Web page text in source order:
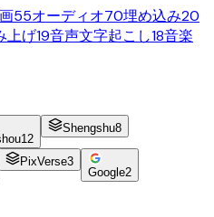
55オーディオ70埋め込み20
上げ19音声文字起こし18音楽
12
Shengshu8
PixVerse3
Google2